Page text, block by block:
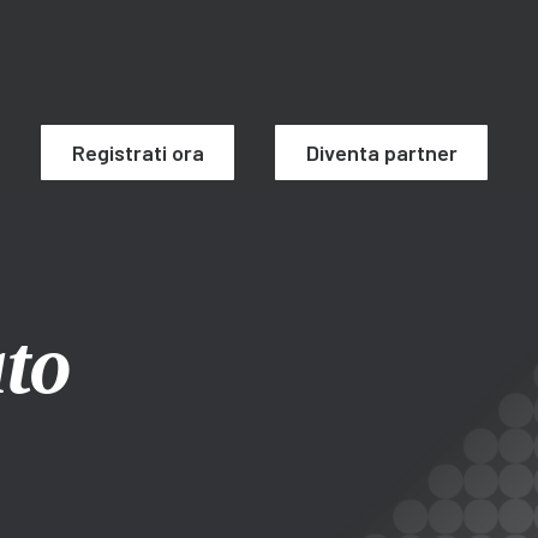
Registrati ora Diventa partner